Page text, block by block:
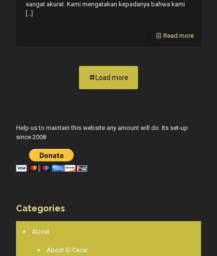
sangat akurat. Kami mengatakan kepadanya bahwa kami
[…]
Read more
Load more
Help us to maintain this website any amount will do. Its set-up
since 2008
Categories
About
About Si Cacai